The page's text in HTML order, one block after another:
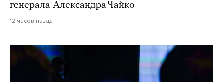
генерала Александра Чайко
12 часов назад